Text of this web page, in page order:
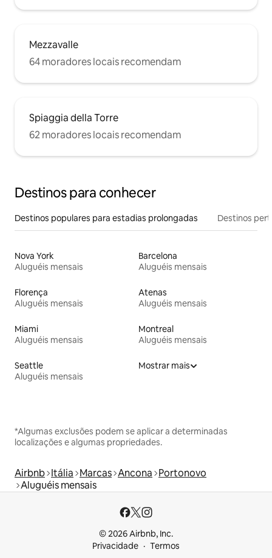
Mezzavalle
64 moradores locais recomendam
Spiaggia della Torre
62 moradores locais recomendam
Destinos para conhecer
Destinos populares para estadias prolongadas Destinos
Nova York
Aluguéis mensais
Barcelona
Aluguéis mensais
Florença
Aluguéis mensais
Atenas
Aluguéis mensais
Miami
Aluguéis mensais
Montreal
Aluguéis mensais
Seattle
Aluguéis mensais
Mostrar mais
*Algumas exclusões podem se aplicar a determinadas
localizações e algumas propriedades.
Airbnb Itália Marcas Ancona Portonovo
Aluguéis mensais
© 2026 Airbnb, Inc.
Privacidade
Termos